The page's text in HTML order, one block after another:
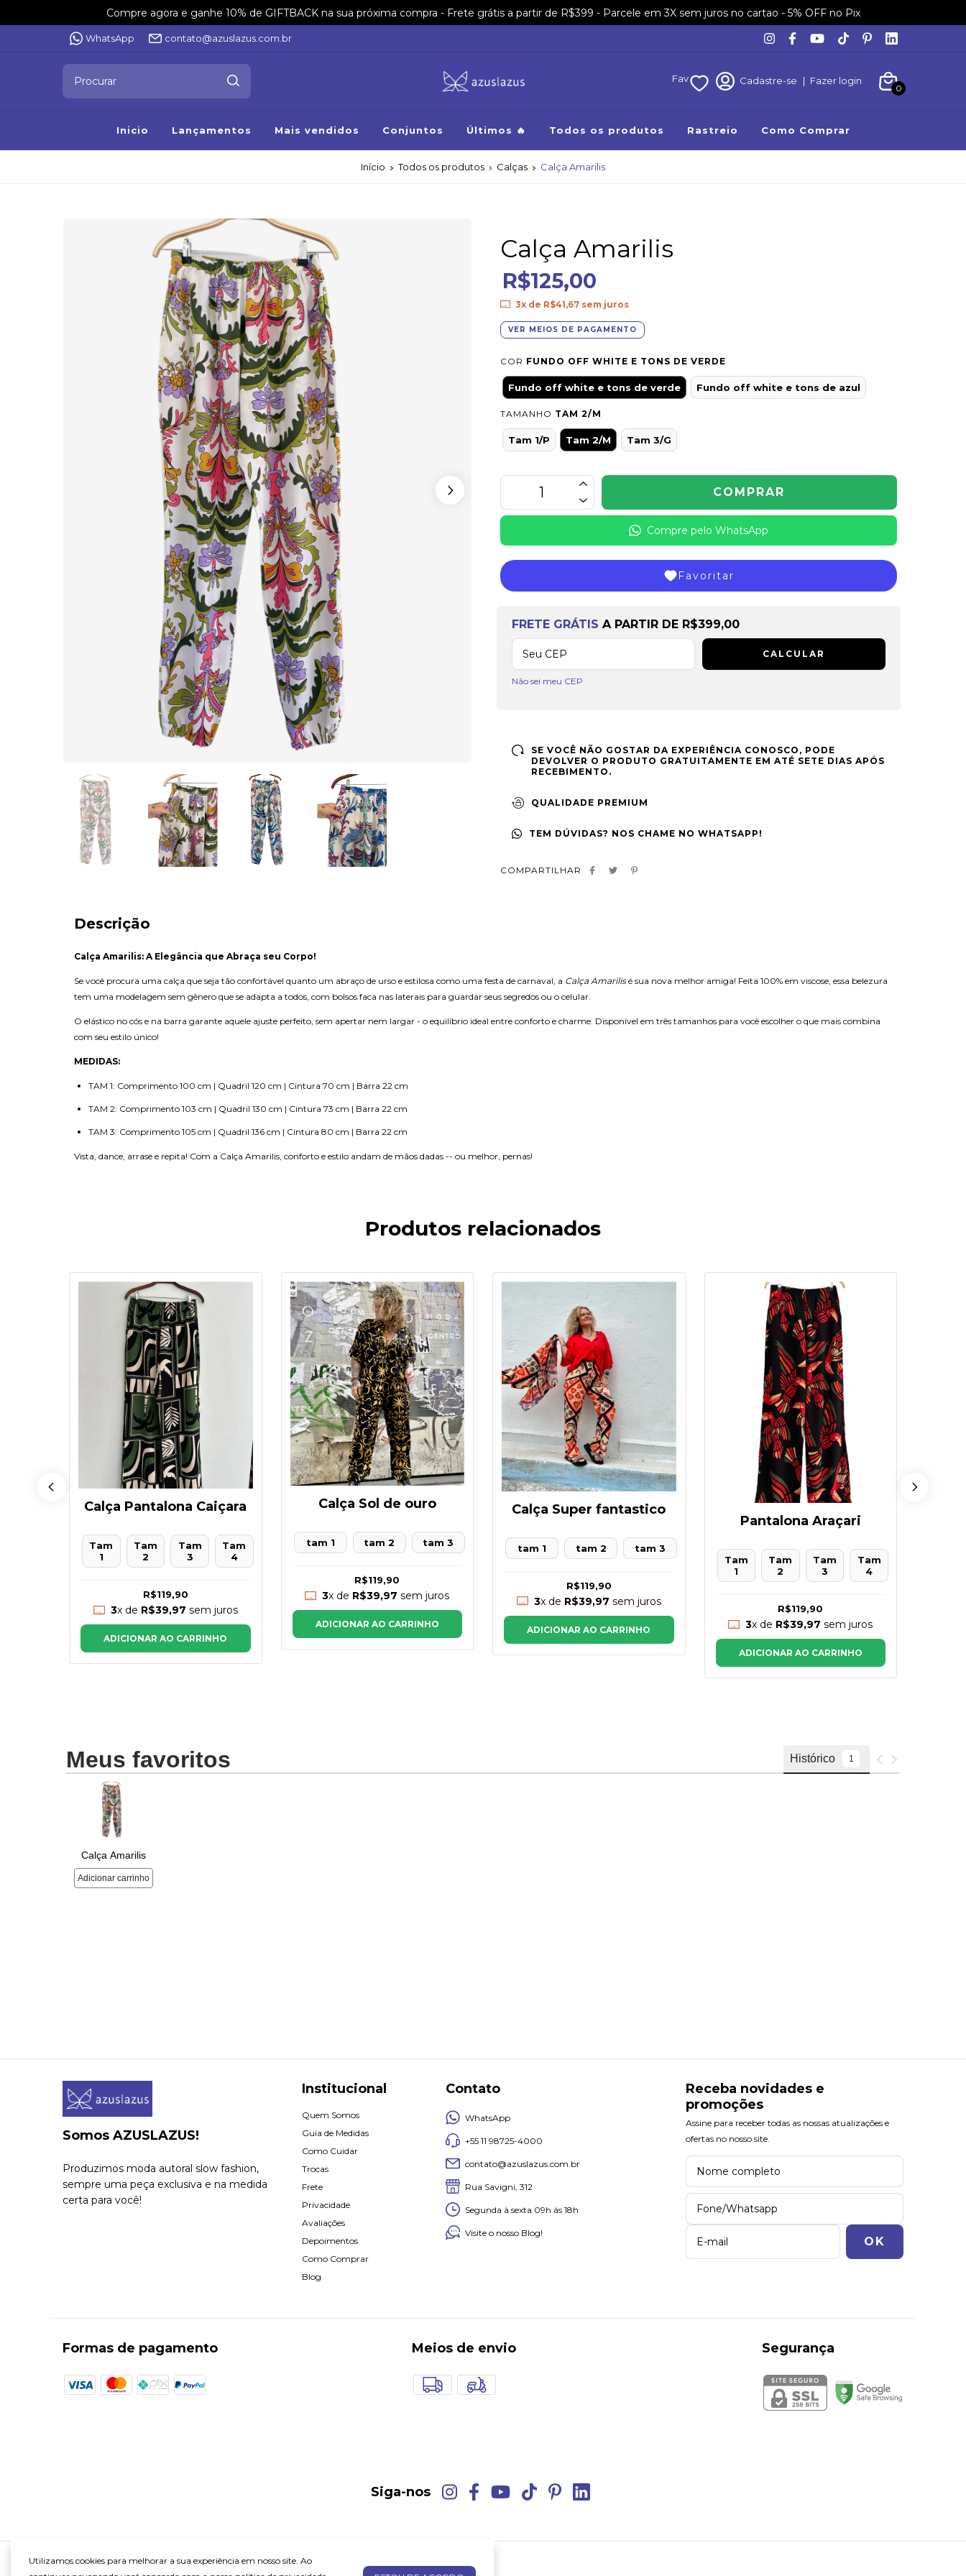
Compre agora e ganhe 10% de GIFTBACK na sua próxima compra - Frete grátis a partir de R$399 - Parcele em 3X sem juros no cartao - 5% OFF no Pix
WhatsApp contato@azuslazus.com.br
Fav Cadastre-se | Fazer login
0
Inicio Lançamentos Mais vendidos Conjuntos Últimos 🔥 Todos os produtos Rastreio Como Comprar
Início Todos os produtos Calças Calça Amarilis
Calça Amarilis
R$125,00
3x de R$41,67sem juros
VER MEIOS DE PAGAMENTO
COR FUNDO OFF WHITE E TONS DE VERDE
Fundo off white e tons de verde Fundo off white e tons de azul
TAMANHO TAM 2/M
Tam 1/P Tam 2/M Tam 3/G
Compre pelo WhatsApp
Favoritar
Frete grátisa partir deR$399,00
FRETE GRÁTIS A PARTIR DE R$399,00
CALCULAR
Não sei meu CEP
SE VOCÊ NÃO GOSTAR DA EXPERIÊNCIA CONOSCO, PODE
DEVOLVER O PRODUTO GRATUITAMENTE EM ATÉ SETE DIAS APÓS
RECEBIMENTO.
QUALIDADE PREMIUM
TEM DÚVIDAS? NOS CHAME NO WHATSAPP!
COMPARTILHAR
Descrição
Calça Amarilis: A Elegância que Abraça seu Corpo!
Se você procura uma calça que seja tão confortável quanto um abraço de urso e estilosa como uma festa de carnaval, a Calça Amarilisé sua nova melhor amiga! Feita 100% em viscose, essa belezura
tem uma modelagem sem gênero que se adapta a todos, com bolsos faca nas laterais para guardar seus segredos ou o celular.
O elástico no cós e na barra garante aquele ajuste perfeito, sem apertar nem largar - o equilíbrio ideal entre conforto e charme. Disponível em três tamanhos para você escolher o que mais combina
com seu estilo único!
MEDIDAS:
TAM 1: Comprimento 100 cm | Quadril 120 cm | Cintura 70 cm | Barra 22 cm
TAM 2: Comprimento 103 cm | Quadril 130 cm | Cintura 73 cm | Barra 22 cm
TAM 3: Comprimento 105 cm | Quadril 136 cm | Cintura 80 cm | Barra 22 cm
Vista, dance, arrase e repita! Com a Calça Amarilis, conforto e estilo andam de mãos dadas -- ou melhor, pernas!
Produtos relacionados
Calça Pantalona Caiçara
Tam
1
Tam
2
Tam
3
Tam
4
R$119,90
3x de R$39,97 sem juros
ADICIONAR AO CARRINHO
Calça Sol de ouro
tam 1 tam 2 tam 3
R$119,90
3x de R$39,97 sem juros
ADICIONAR AO CARRINHO
Calça Super fantastico
tam 1 tam 2 tam 3
R$119,90
3x de R$39,97 sem juros
ADICIONAR AO CARRINHO
Pantalona Araçari
Tam
1
Tam
2
Tam
3
Tam
4
R$119,90
3x de R$39,97 sem juros
ADICIONAR AO CARRINHO
Somos AZUSLAZUS!
Produzimos moda autoral slow fashion,
sempre uma peça exclusiva e na medida
certa para você!
Institucional
Quem Somos
Guia de Medidas
Como Cuidar
Trocas
Frete
Privacidade
Avaliações
Depoimentos
Como Comprar
Blog
Contato
WhatsApp
+55 11 98725-4000
contato@azuslazus.com.br
Rua Savigni, 312
Segunda à sexta 09h às 18h
Visite o nosso Blog!
Receba novidades e
promoções
Assine para receber todas as nossas atualizações e
ofertas no nosso site.
Formas de pagamento Meios de envio Segurança
Siga-nos
Utilizamos cookies para melhorar a sua experiência em nosso site. Ao